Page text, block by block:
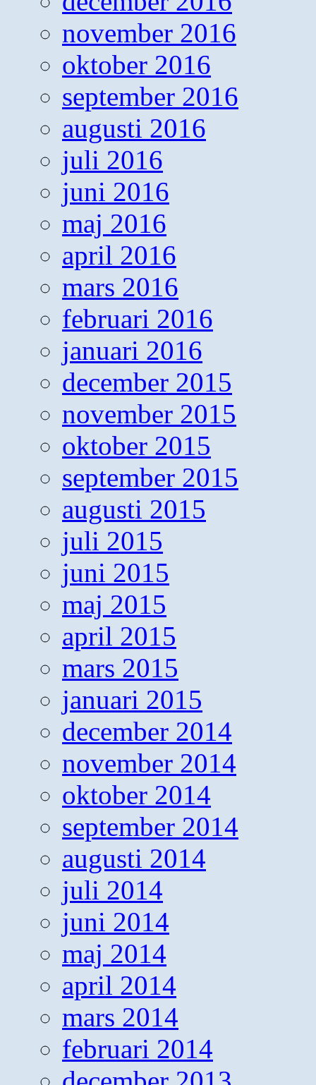
november 2016
oktober 2016
september 2016
augusti 2016
juli 2016
juni 2016
maj 2016
april 2016
mars 2016
februari 2016
januari 2016
december 2015
november 2015
oktober 2015
september 2015
augusti 2015
juli 2015
juni 2015
maj 2015
april 2015
mars 2015
januari 2015
december 2014
november 2014
oktober 2014
september 2014
augusti 2014
juli 2014
juni 2014
maj 2014
april 2014
mars 2014
februari 2014